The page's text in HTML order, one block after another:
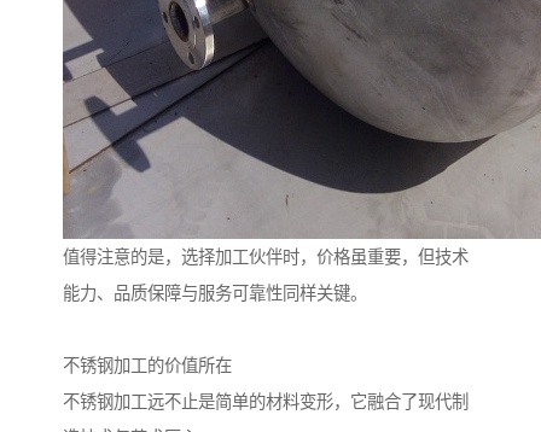
值得注意的是，选择加工伙伴时，价格虽重要，但技术
能力、品质保障与服务可靠性同样关键。
不锈钢加工的价值所在
不锈钢加工远不止是简单的材料变形，它融合了现代制